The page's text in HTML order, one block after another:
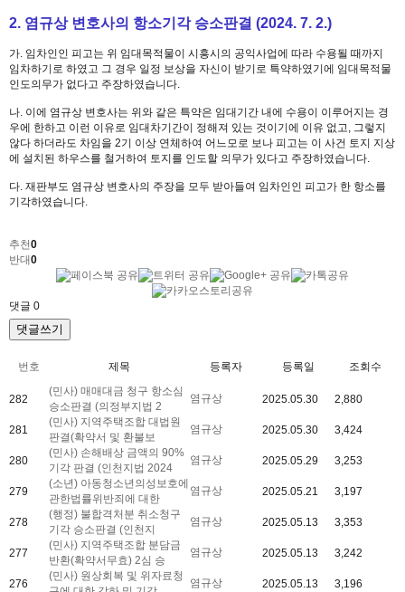
2. 염규상 변호사의 항소기각 승소판결 (2024. 7. 2.)
가. 임차인인 피고는 위 임대목적물이 시흥시의 공익사업에 따라 수용될 때까지
임차하기로 하였고 그 경우 일정 보상을 자신이 받기로 특약하였기에 임대목적물
인도의무가 없다고 주장하였습니다.
나. 이에 염규상 변호사는 위와 같은 특약은 임대기간 내에 수용이 이루어지는 경
우에 한하고 이런 이유로 임대차기간이 정해져 있는 것이기에 이유 없고, 그렇지
않다 하더라도 차임을 2기 이상 연체하여 어느모로 보나 피고는 이 사건 토지 지상
에 설치된 하우스를 철거하여 토지를 인도할 의무가 있다고 주장하였습니다.
다. 재판부도 염규상 변호사의 주장을 모두 받아들여 임차인인 피고가 한 항소를
기각하였습니다.
추천0
반대0
댓글 0
댓글쓰기
번호 제목 등록자 등록일 조회수
282
(민사) 매매대금 청구 항소심
승소판결 (의정부지법 2
염규상 2025.05.30 2,880
281
(민사) 지역주택조합 대법원
판결(확약서 및 환불보
염규상 2025.05.30 3,424
280
(민사) 손해배상 금액의 90%
기각 판결 (인천지법 2024
염규상 2025.05.29 3,253
279
(소년) 아동청소년의성보호에
관한법률위반죄에 대한
염규상 2025.05.21 3,197
278
(행정) 불합격처분 취소청구
기각 승소판결 (인천지
염규상 2025.05.13 3,353
277
(민사) 지역주택조합 분담금
반환(확약서무효) 2심 승
염규상 2025.05.13 3,242
276
(민사) 원상회복 및 위자료청
염규상 2025.05.13 3,196